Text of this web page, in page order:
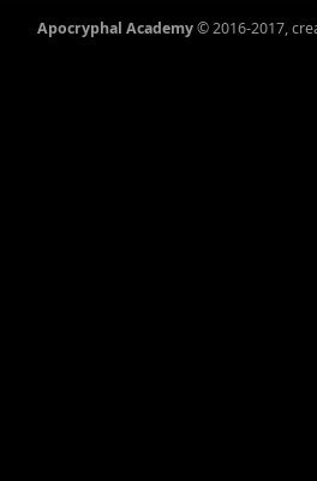
Apocryphal Academy© 2016-2017,